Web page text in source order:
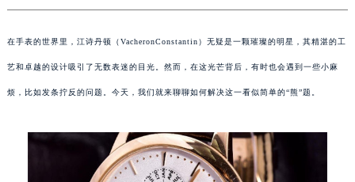
在手表的世界里，江诗丹顿（VacheronConstantin）无疑是一颗璀璨的明星，其精湛的工
艺和卓越的设计吸引了无数表迷的目光。然而，在这光芒背后，有时也会遇到一些小麻
烦，比如发条拧反的问题。今天，我们就来聊聊如何解决这一看似简单的“熊”题。